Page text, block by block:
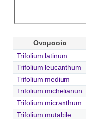
Ονομασία
Trifolium latinum
Trifolium leucanthum
Trifolium medium
Trifolium michelianun
Trifolium micranthum
Trifolium mutabile